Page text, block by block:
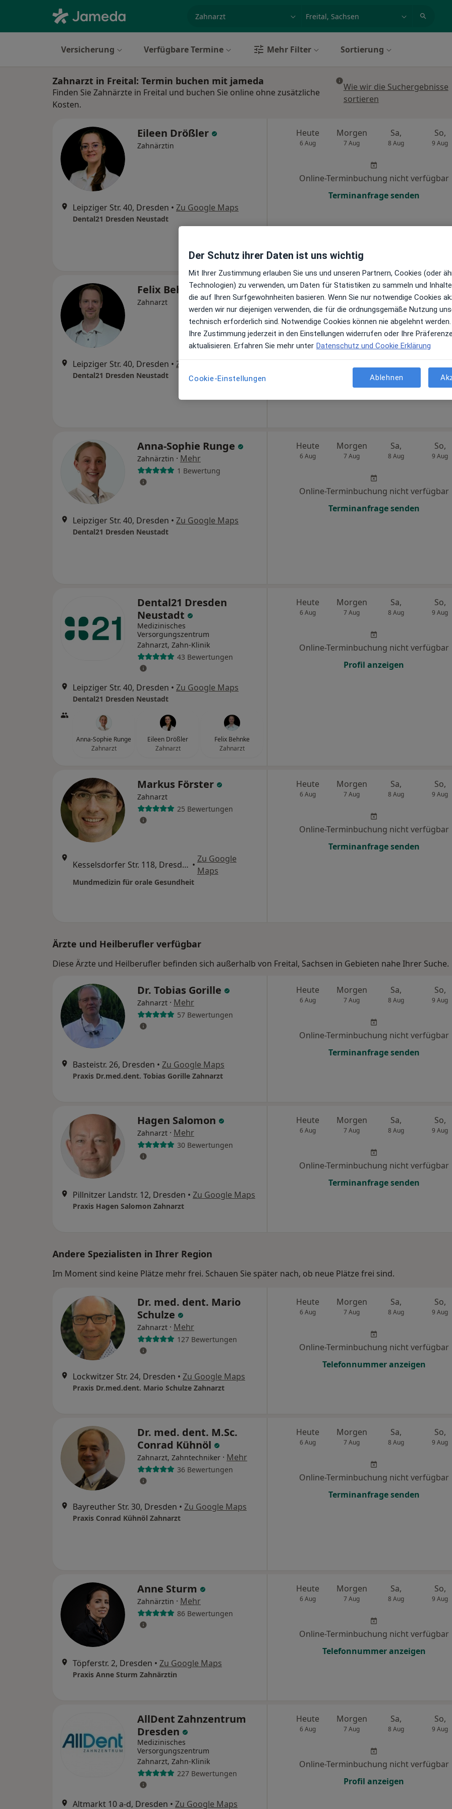
Versicherung Verfügbare Termine Mehr Filter Sortierung
Zahnarzt in Freital: Termin buchen mit jameda
Finden Sie Zahnärzte in Freital und buchen Sie online ohne zusätzliche
Kosten.
Wie wir die Suchergebnisse
sortieren
Eileen Drößler
Zahnärztin
Leipziger Str. 40, Dresden • Zu Google Maps
Dental21 Dresden Neustadt
Heute
6 Aug
Morgen
7 Aug
Sa,
8 Aug
So,
9 Aug
Online-Terminbuchung nicht verfügbar
Terminanfrage senden
Felix Behnke
Zahnarzt
Leipziger Str. 40, Dresden • Zu Google Maps
Dental21 Dresden Neustadt
Heute
6 Aug
Morgen
7 Aug
Sa,
8 Aug
So,
9 Aug
Online-Terminbuchung nicht verfügbar
Terminanfrage senden
Anna-Sophie Runge
Zahnärztin · Mehr
1 Bewertung
Leipziger Str. 40, Dresden • Zu Google Maps
Dental21 Dresden Neustadt
Heute
6 Aug
Morgen
7 Aug
Sa,
8 Aug
So,
9 Aug
Online-Terminbuchung nicht verfügbar
Terminanfrage senden
Dental21 Dresden
Neustadt
Medizinisches
Versorgungszentrum
Zahnarzt, Zahn-Klinik
43 Bewertungen
Leipziger Str. 40, Dresden • Zu Google Maps
Dental21 Dresden Neustadt
Anna-Sophie Runge
Zahnarzt
Eileen Drößler
Zahnarzt
Felix Behnke
Zahnarzt
Heute
6 Aug
Morgen
7 Aug
Sa,
8 Aug
So,
9 Aug
Online-Terminbuchung nicht verfügbar
Profil anzeigen
Markus Förster
Zahnarzt
25 Bewertungen
Kesselsdorfer Str. 118, Dresden •
Zu Google
Maps
Mundmedizin für orale Gesundheit
Heute
6 Aug
Morgen
7 Aug
Sa,
8 Aug
So,
9 Aug
Online-Terminbuchung nicht verfügbar
Terminanfrage senden
Ärzte und Heilberufler verfügbar
Diese Ärzte und Heilberufler befinden sich außerhalb von Freital, Sachsen in Gebieten nahe Ihrer Suche.
Dr. Tobias Gorille
Zahnarzt · Mehr
57 Bewertungen
Basteistr. 26, Dresden • Zu Google Maps
Praxis Dr.med.dent. Tobias Gorille Zahnarzt
Heute
6 Aug
Morgen
7 Aug
Sa,
8 Aug
So,
9 Aug
Online-Terminbuchung nicht verfügbar
Terminanfrage senden
Hagen Salomon
Zahnarzt · Mehr
30 Bewertungen
Pillnitzer Landstr. 12, Dresden • Zu Google Maps
Praxis Hagen Salomon Zahnarzt
Heute
6 Aug
Morgen
7 Aug
Sa,
8 Aug
So,
9 Aug
Online-Terminbuchung nicht verfügbar
Terminanfrage senden
Andere Spezialisten in Ihrer Region
Im Moment sind keine Plätze mehr frei. Schauen Sie später nach, ob neue Plätze frei sind.
Dr. med. dent. Mario
Schulze
Zahnarzt · Mehr
127 Bewertungen
Lockwitzer Str. 24, Dresden • Zu Google Maps
Praxis Dr.med.dent. Mario Schulze Zahnarzt
Heute
6 Aug
Morgen
7 Aug
Sa,
8 Aug
So,
9 Aug
Online-Terminbuchung nicht verfügbar
Telefonnummer anzeigen
Dr. med. dent. M.Sc.
Conrad Kühnöl
Zahnarzt, Zahntechniker · Mehr
36 Bewertungen
Bayreuther Str. 30, Dresden • Zu Google Maps
Praxis Conrad Kühnöl Zahnarzt
Heute
6 Aug
Morgen
7 Aug
Sa,
8 Aug
So,
9 Aug
Online-Terminbuchung nicht verfügbar
Terminanfrage senden
Anne Sturm
Zahnärztin · Mehr
86 Bewertungen
Töpferstr. 2, Dresden • Zu Google Maps
Praxis Anne Sturm Zahnärztin
Heute
6 Aug
Morgen
7 Aug
Sa,
8 Aug
So,
9 Aug
Online-Terminbuchung nicht verfügbar
Telefonnummer anzeigen
AllDent Zahnzentrum
Dresden
Medizinisches
Versorgungszentrum
Zahnarzt, Zahn-Klinik
227 Bewertungen
Altmarkt 10 a-d, Dresden • Zu Google Maps
Heute
6 Aug
Morgen
7 Aug
Sa,
8 Aug
So,
9 Aug
Online-Terminbuchung nicht verfügbar
Profil anzeigen
Der Schutz ihrer Daten ist uns wichtig
Mit Ihrer Zustimmung erlauben Sie uns und unseren Partnern, Cookies (oder
Technologien) zu verwenden, um Daten für Statistiken zu sammeln und
die auf Ihren Surfgewohnheiten basieren. Wenn Sie nur notwendige Cookies
werden wir nur diejenigen verwenden, die für die ordnungsgemäße Nutzung
technisch erforderlich sind. Notwendige Cookies können nie abgelehnt werden.
Ihre Zustimmung jederzeit in den Einstellungen widerrufen oder Ihre
aktualisieren. Erfahren Sie mehr unter Datenschutz und Cookie Erklärung
Cookie-Einstellungen Ablehnen